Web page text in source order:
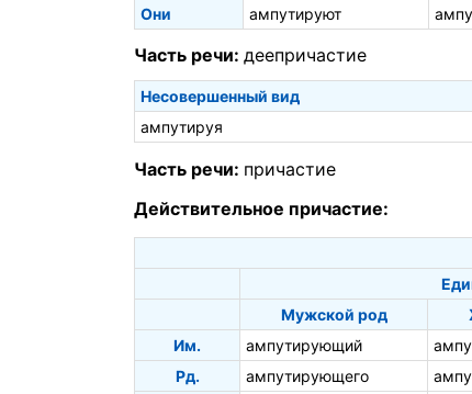
Они
ампутируют
Часть речи: деепричастие
Несовершенный вид
ампутируя
Часть речи: причастие
Действительное причастие:
Мужской род
Им.
ампутирующий
Рд.
ампутирующего